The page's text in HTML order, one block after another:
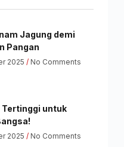
Jagung demi
Pangan
2025 No Comments
untuk
2025 No Comments